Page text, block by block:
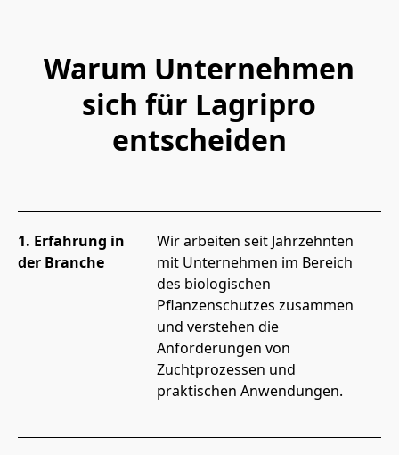
Warum Unternehmen
sich für Lagripro
entscheiden
1. Erfahrung in
der Branche
Wir arbeiten seit Jahrzehnten
mit Unternehmen im Bereich
des biologischen
Pflanzenschutzes zusammen
und verstehen die
Anforderungen von
Zuchtprozessen und
praktischen Anwendungen.